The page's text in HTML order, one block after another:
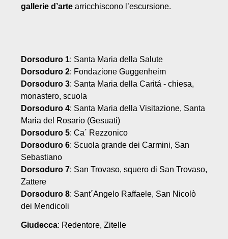
gallerie d’arte arricchiscono l’escursione.
Dorsoduro 1: Santa Maria della Salute
Dorsoduro 2: Fondazione Guggenheim
Dorsoduro 3: Santa Maria della Caritá - chiesa,
monastero, scuola
Dorsoduro 4: Santa Maria della Visitazione, Santa
Maria del Rosario (Gesuati)
Dorsoduro 5: Ca´ Rezzonico
Dorsoduro 6: Scuola grande dei Carmini, San
Sebastiano
Dorsoduro 7: San Trovaso, squero di San Trovaso,
Zattere
Dorsoduro 8: Sant´Angelo Raffaele, San Nicolò
dei Mendicoli
Giudecca: Redentore, Zitelle